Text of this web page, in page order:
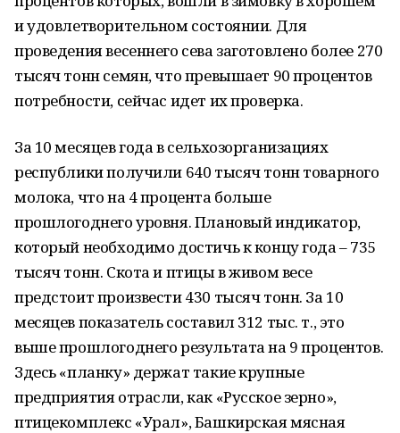
и удовлетворительном состоянии. Для
проведения весеннего сева заготовлено более 270
тысяч тонн семян, что превышает 90 процентов
потребности, сейчас идет их проверка.
За 10 месяцев года в сельхозорганизациях
республики получили 640 тысяч тонн товарного
молока, что на 4 процента больше
прошлогоднего уровня. Плановый индикатор,
который необходимо достичь к концу года – 735
тысяч тонн. Скота и птицы в живом весе
предстоит произвести 430 тысяч тонн. За 10
месяцев показатель составил 312 тыс. т., это
выше прошлогоднего результата на 9 процентов.
Здесь «планку» держат такие крупные
предприятия отрасли, как «Русское зерно»,
птицекомплекс «Урал», Башкирская мясная